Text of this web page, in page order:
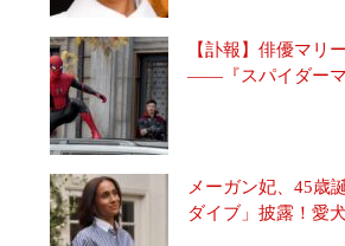
【訃報】俳優マリ
――『スパイダー
メーガン妃、45歳
ダイブ」披露！愛